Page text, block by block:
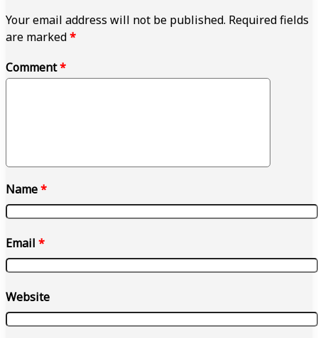
Your email address will not be published. Required fields
are marked*
Comment*
Name*
Email *
Website